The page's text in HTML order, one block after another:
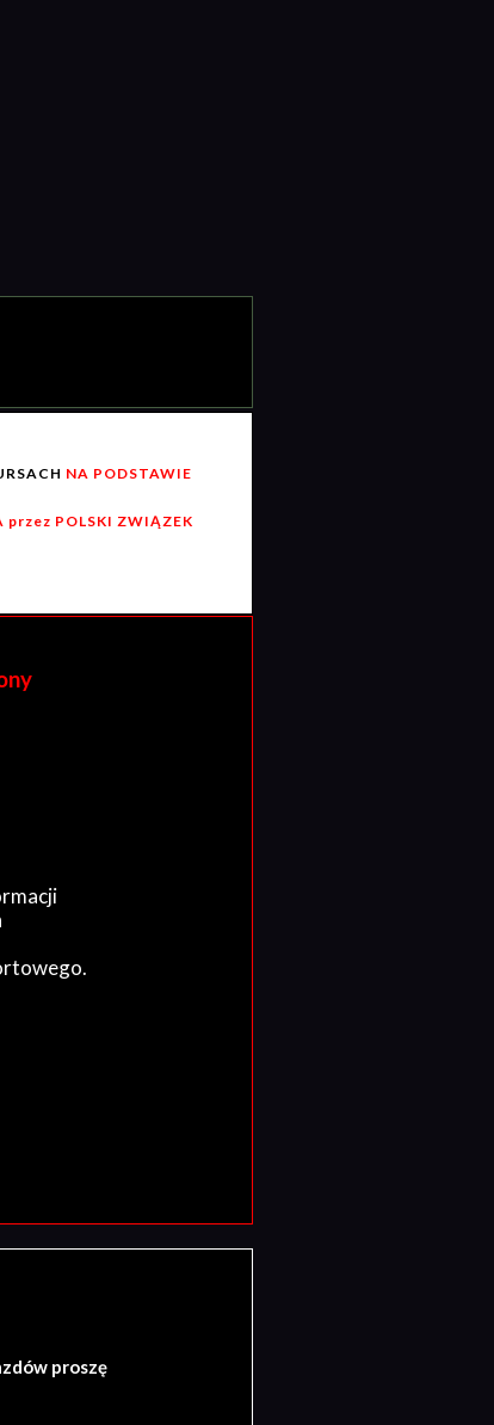
NA PODSTAWIE
przez POLSKI ZWIĄZEK
proszę